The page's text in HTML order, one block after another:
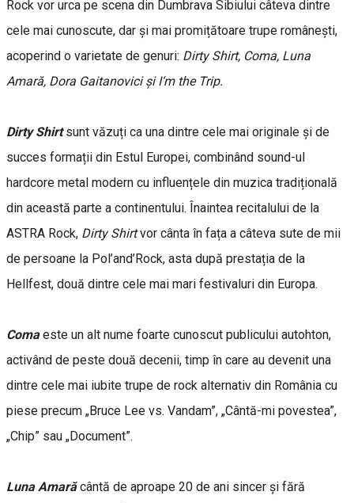
Rock vor urca pe scena din Dumbrava Sibiului câteva dintre
cele mai cunoscute, dar și mai promițătoare trupe românești,
acoperind o varietate de genuri: Dirty Shirt, Coma, Luna
Amară, Dora Gaitanovici și I‘m the Trip.
Dirty Shirtsunt văzuți ca una dintre cele mai originale și de
succes formații din Estul Europei, combinând sound-ul
hardcore metal modern cu influențele din muzica tradițională
din această parte a continentului. Înaintea recitalului de la
ASTRA Rock, Dirty Shirtvor cânta în fața a câteva sute de mii
de persoane la Pol’and’Rock, asta după prestația de la
Hellfest, două dintre cele mai mari festivaluri din Europa.
Comaeste un alt nume foarte cunoscut publicului autohton,
activând de peste două decenii, timp în care au devenit una
dintre cele mai iubite trupe de rock alternativ din România cu
piese precum „Bruce Lee vs. Vandam”, „Cântă-mi povestea”,
„Chip” sau „Document”.
Luna Amarăcântă de aproape 20 de ani sincer și fără